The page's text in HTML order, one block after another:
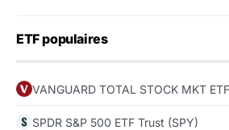
ETF populaires
VANGUARD TOTAL STOCK MKT
SPDR S&P 500 ETF Trust (SPY)